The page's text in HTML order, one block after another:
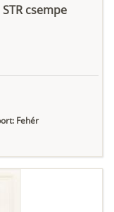
csempe
Fehér